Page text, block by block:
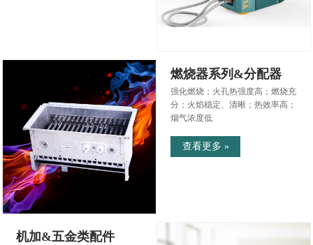
燃烧器系列&分配器
强化燃烧；火孔热强度高；燃烧充
分；火焰稳定、清晰；热效率高；
烟气浓度低
查看更多 »
机加&五金类配件